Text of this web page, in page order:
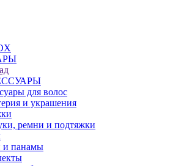
для волос
и украшения
ремни и подтяжки
и панамы